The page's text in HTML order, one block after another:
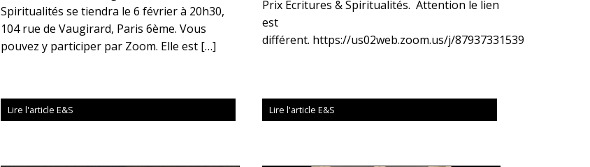
Spiritualités se tiendra le 6 février à 20h30,
104 rue de Vaugirard, Paris 6ème. Vous
pouvez y participer par Zoom. Elle est […]
Lire l'article E&S
Prix Écritures & Spiritualités. Attention le lien
est
différent. https://us02web.zoom.us/j/87937331539
Lire l'article E&S